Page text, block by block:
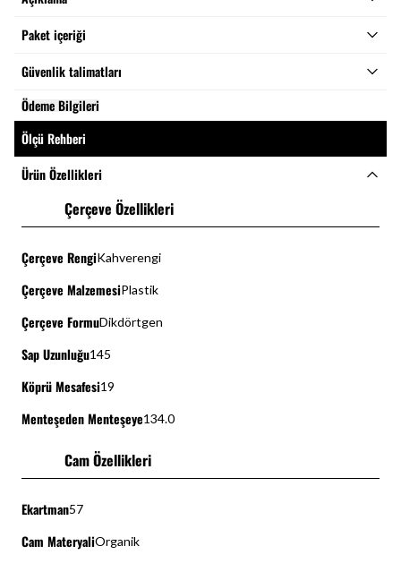
Paket içeriği
Güvenlik talimatları
Ödeme Bilgileri
Ölçü Rehberi
Ürün Özellikleri
Çerçeve Özellikleri
Çerçeve RengiKahverengi
Çerçeve MalzemesiPlastik
Çerçeve FormuDikdörtgen
Sap Uzunluğu145
Köprü Mesafesi19
Menteşeden Menteşeye134.0
Cam Özellikleri
Ekartman57
Cam MateryaliOrganik